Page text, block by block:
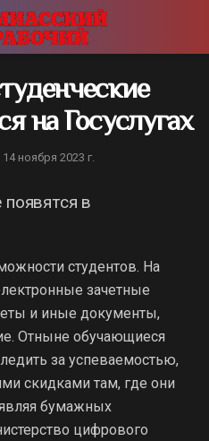
на Госуслугах
ноября 2023 г.
в
студентов. На
зачетные
и иные документы,
Отныне обучающиеся
за успеваемостью,
скидками там, где они
бумажных
цифрового